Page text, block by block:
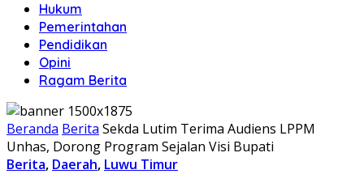
Hukum
Pemerintahan
Pendidikan
Opini
Ragam Berita
Beranda Berita Sekda Lutim Terima Audiens LPPM
Unhas, Dorong Program Sejalan Visi Bupati
Berita, Daerah, Luwu Timur